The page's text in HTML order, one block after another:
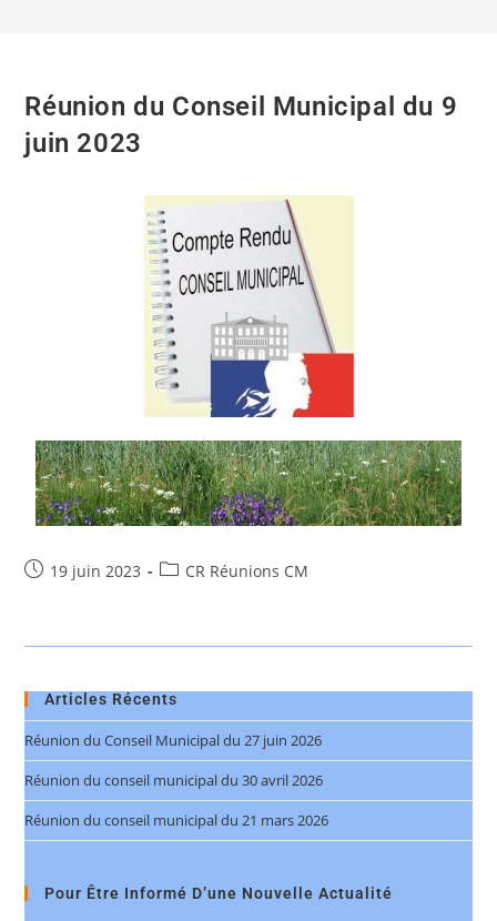
Réunion du Conseil Municipal du 9
juin 2023
19 juin 2023 CR Réunions CM
Articles Récents
Réunion du Conseil Municipal du 27 juin 2026
Réunion du conseil municipal du 30 avril 2026
Réunion du conseil municipal du 21 mars 2026
Pour Être Informé D’une Nouvelle Actualité